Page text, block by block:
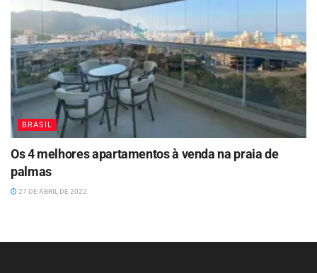
BRASIL
Os 4 melhores apartamentos à venda na praia de
palmas
27 DE ABRIL DE 2022